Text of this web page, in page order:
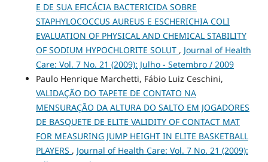
E DE SUA EFICÁCIA BACTERICIDA SOBRE
STAPHYLOCOCCUS AUREUS E ESCHERICHIA COLI
EVALUATION OF PHYSICAL AND CHEMICAL STABILITY
OF SODIUM HYPOCHLORITE SOLUT , Journal of Health
Care: Vol. 7 No. 21 (2009): Julho - Setembro / 2009
Paulo Henrique Marchetti, Fábio Luiz Ceschini,
VALIDAÇÃO DO TAPETE DE CONTATO NA
MENSURAÇÃO DA ALTURA DO SALTO EM JOGADORES
DE BASQUETE DE ELITE VALIDITY OF CONTACT MAT
FOR MEASURING JUMP HEIGHT IN ELITE BASKETBALL
PLAYERS , Journal of Health Care: Vol. 7 No. 21 (2009):